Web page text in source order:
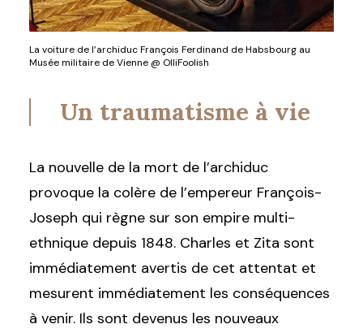
La voiture de l’archiduc François Ferdinand de Habsbourg au
Musée militaire de Vienne @ OlliFoolish
Un traumatisme à vie
La nouvelle de la mort de l’archiduc
provoque la colère de l’empereur François-
Joseph qui règne sur son empire multi-
ethnique depuis 1848. Charles et Zita sont
immédiatement avertis de cet attentat et
mesurent immédiatement les conséquences
à venir. Ils sont devenus les nouveaux